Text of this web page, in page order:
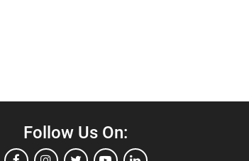
Follow Us On: